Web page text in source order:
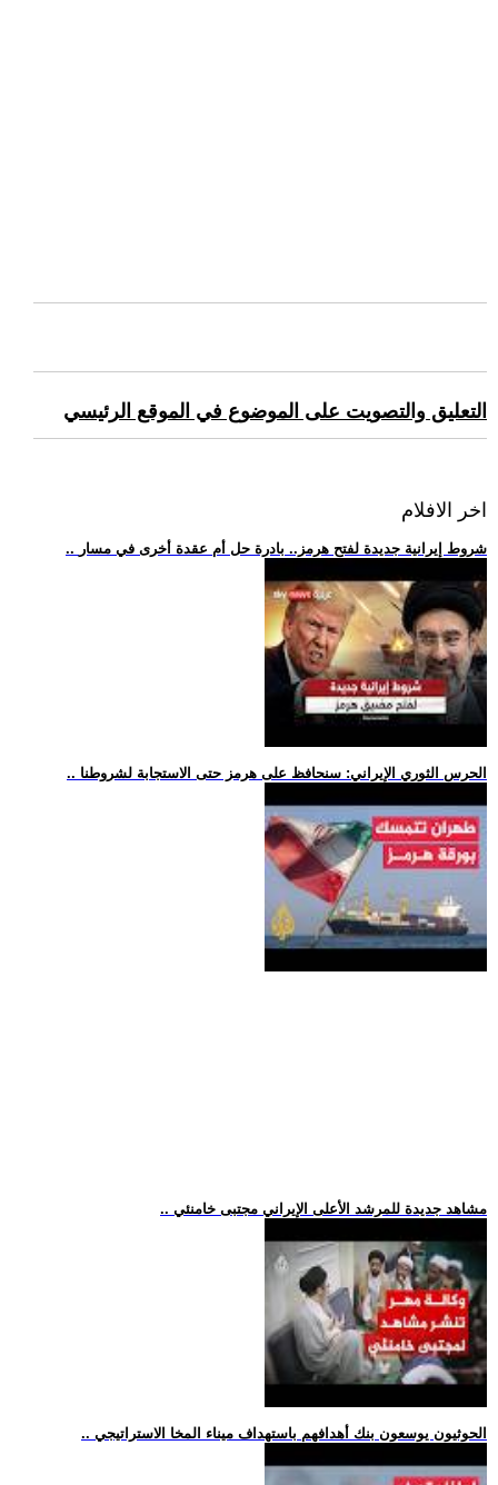
التعليق والتصويت على الموضوع في الموقع الرئيسي
اخر الافلام
.. شروط إيرانية جديدة لفتح هرمز.. بادرة حل أم عقدة أخرى في مسار
.. الحرس الثوري الإيراني: سنحافظ على هرمز حتى الاستجابة لشروطنا
.. مشاهد جديدة للمرشد الأعلى الإيراني مجتبى خامنئي
.. الحوثيون يوسعون بنك أهدافهم باستهداف ميناء المخا الاستراتيجي